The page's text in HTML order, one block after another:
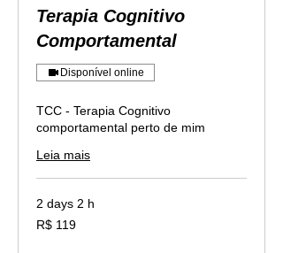
Terapia Cognitivo
Comportamental
Disponível online
TCC - Terapia Cognitivo
comportamental perto de mim
Leia mais
2 days 2 h
119
Reais
R$ 119